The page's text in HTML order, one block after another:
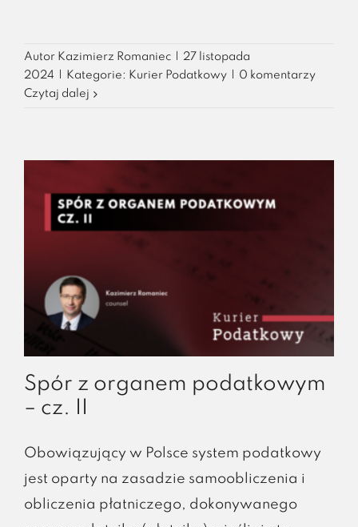
Autor Kazimierz Romaniec
27 listopada
2024
Kategorie: Kurier Podatkowy
0 komentarzy
Czytaj dalej
Spór z organem podatkowym
– cz. II
Obowiązujący w Polsce system podatkowy
jest oparty na zasadzie samoobliczenia i
obliczenia płatniczego, dokonywanego